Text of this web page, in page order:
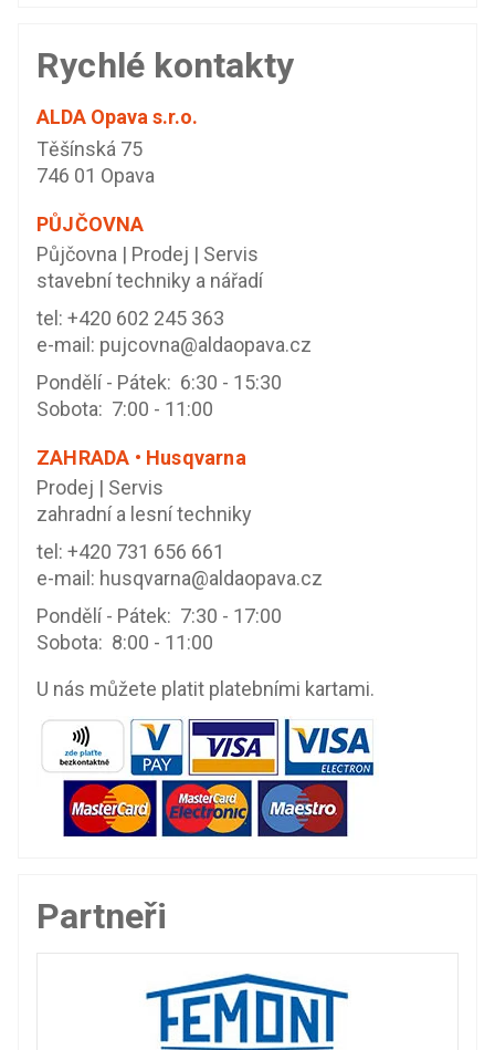
Rychlé kontakty
ALDA Opava s.r.o.
Těšínská 75
746 01 Opava
PŮJČOVNA
Půjčovna | Prodej | Servis
stavební techniky a nářadí
tel: +420 602 245 363
e-mail: pujcovna@aldaopava.cz
Pondělí - Pátek: 6:30 - 15:30
Sobota: 7:00 - 11:00
ZAHRADA • Husqvarna
Prodej | Servis
zahradní a lesní techniky
tel: +420 731 656 661
e-mail: husqvarna@aldaopava.cz
Pondělí - Pátek: 7:30 - 17:00
Sobota: 8:00 - 11:00
U nás můžete platit platebními kartami.
Partneři